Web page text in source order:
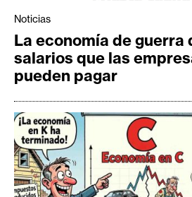
Noticias
La economía de guerra
salarios que las
pueden pagar